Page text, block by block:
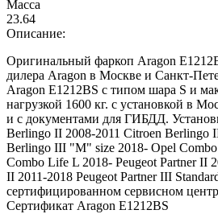
Масса
23.64
Описание:
Оригинальный фаркоп Aragon
дилера Aragon в Москве и Санкт-
Aragon E1212BS с типом шара S и
нагрузкой 1600 кг. с установкой в
и с документами для ГИБДД.
Berlingo II 2008-2011 Citroen Berlingo
Berlingo III "M" size 2018- Opel
Combo Life L 2018- Peugeot Partner II
II 2011-2018 Peugeot Partner III
сертифицированном сервисном
Сертификат Aragon E1212BS